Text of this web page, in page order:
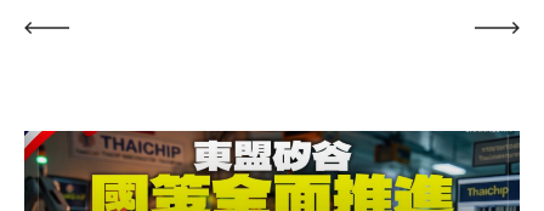
《合法經營、合法工作、
會